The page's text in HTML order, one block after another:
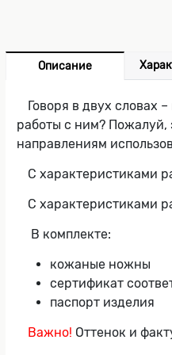
Описание
Говоря в двух словах
работы с ним?
направлениям
С характеристиками
С характеристиками
В комплекте:
кожаные ножны
сертификат
паспорт изделия
Важно! Оттенок и